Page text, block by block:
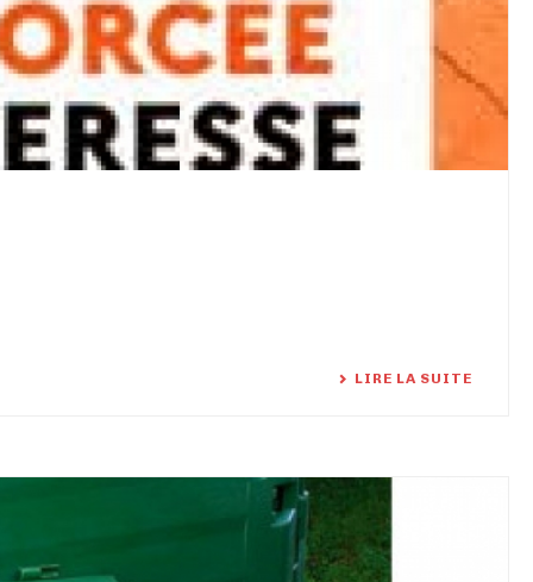
LIRE LA SUITE